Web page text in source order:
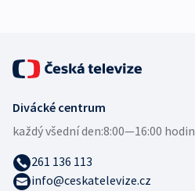
Divácké centrum
každý všední den:8:00—16:00 hodin
261 136 113
info@ceskatelevize.cz